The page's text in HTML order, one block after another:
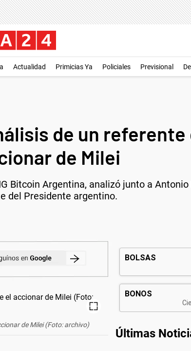
Actualidad Primicias Ya Policiales Previsional
de un referente
de Milei
Bitcoin Argentina, analizó junto a Antonio
del Presidente argentino.
de Milei (Foto: archivo)
Últimas